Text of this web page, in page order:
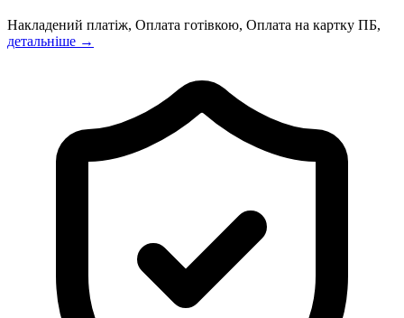
Накладений платіж, Оплата готівкою, Оплата на картку ПБ,
детальніше →